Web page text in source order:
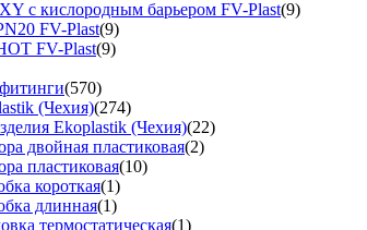
с кислородным барьером FV-Plast(9)
FV-Plast(9)
FV-Plast(9)
(570)
(Чехия)(274)
Ekoplastik (Чехия)(22)
двойная пластиковая(2)
пластиковая(10)
короткая(1)
длинная(1)
термостатическая(1)